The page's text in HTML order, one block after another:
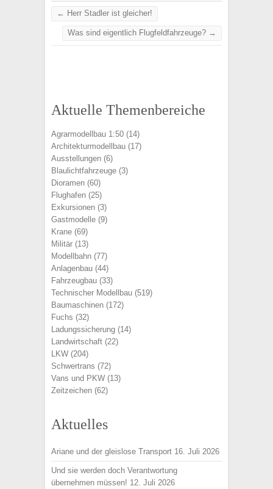
← Herr Stadler ist gleicher!
Was sind eigentlich Flugfeldfahrzeuge? →
Aktuelle Themenbereiche
Agrarmodellbau 1:50 (14)
Architekturmodellbau (17)
Ausstellungen (6)
Blaulichtfahrzeuge (3)
Dioramen (60)
Flughafen (25)
Exkursionen (3)
Gastmodelle (9)
Krane (69)
Militär (13)
Modellbahn (77)
Anlagenbau (44)
Fahrzeugbau (33)
Technischer Modellbau (519)
Baumaschinen (172)
Fuchs (32)
Ladungssicherung (14)
Landwirtschaft (22)
LKW (204)
Schwertrans (72)
Vans und PKW (13)
Zeitzeichen (62)
Aktuelles
Ariane und der gleislose Transport 16. Juli 2026
Und sie werden doch Verantwortung
übernehmen müssen! 12. Juli 2026